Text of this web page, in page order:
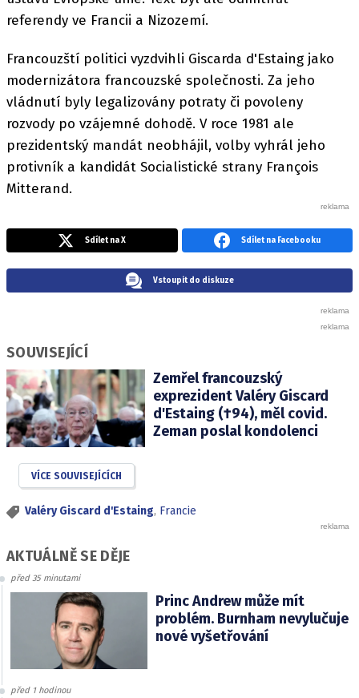
referendy ve Francii a Nizozemí.
Francouzští politici vyzdvihli Giscarda d'Estaing jako
modernizátora francouzské společnosti. Za jeho
vládnutí byly legalizovány potraty či povoleny
rozvody po vzájemné dohodě. V roce 1981 ale
prezidentský mandát neobhájil, volby vyhrál jeho
protivník a kandidát Socialistické strany François
Mitterand.
Sdílet na X Sdílet na Facebooku
Vstoupit do diskuze
SOUVISEJÍCÍ
Zemřel francouzský
exprezident Valéry Giscard
d'Estaing (†94), měl covid.
Zeman poslal kondolenci
VÍCE SOUVISEJÍCÍCH
Valéry Giscard d'Estaing, Francie
AKTUÁLNĚ SE DĚJE
před 35 minutami
Princ Andrew může mít
problém. Burnham nevylučuje
nové vyšetřování
před 1 hodinou